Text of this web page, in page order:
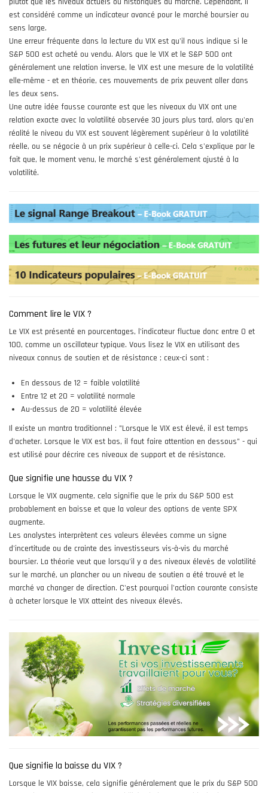
est considéré comme un indicateur avancé pour le marché boursier au
sens large.
Une erreur fréquente dans la lecture du VIX est qu'il nous indique si le
S&P 500 est acheté ou vendu. Alors que le VIX et le S&P 500 ont
généralement une relation inverse, le VIX est une mesure de la volatilité
elle-même - et en théorie, ces mouvements de prix peuvent aller dans
les deux sens.
Une autre idée fausse courante est que les niveaux du VIX ont une
relation exacte avec la volatilité observée 30 jours plus tard, alors qu'en
réalité le niveau du VIX est souvent légèrement supérieur à la volatilité
réelle, ou se négocie à un prix supérieur à celle-ci. Cela s'explique par le
fait que, le moment venu, le marché s'est généralement ajusté à la
volatilité.
Comment lire le VIX ?
Le VIX est présenté en pourcentages, l'indicateur fluctue donc entre 0 et
100, comme un oscillateur typique. Vous lisez le VIX en utilisant des
niveaux connus de soutien et de résistance ; ceux-ci sont :
En dessous de 12 = faible volatilité
Entre 12 et 20 = volatilité normale
Au-dessus de 20 = volatilité élevée
Il existe un mantra traditionnel : "Lorsque le VIX est élevé, il est temps
d'acheter. Lorsque le VIX est bas, il faut faire attention en dessous" - qui
est utilisé pour décrire ces niveaux de support et de résistance.
Que signifie une hausse du VIX ?
Lorsque le VIX augmente, cela signifie que le prix du S&P 500 est
probablement en baisse et que la valeur des options de vente SPX
augmente.
Les analystes interprètent ces valeurs élevées comme un signe
d'incertitude ou de crainte des investisseurs vis-à-vis du marché
boursier. La théorie veut que lorsqu'il y a des niveaux élevés de volatilité
sur le marché, un plancher ou un niveau de soutien a été trouvé et le
marché va changer de direction. C'est pourquoi l'action courante consiste
à acheter lorsque le VIX atteint des niveaux élevés.
Que signifie la baisse du VIX ?
Lorsque le VIX baisse, cela signifie généralement que le prix du S&P 500